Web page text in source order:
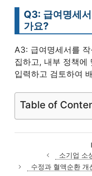
Q3: 급여명세
가요?
A3: 급여명세서를
집하고, 내부 정책에
입력하고 검토하여
Table of
소기업 소
수정과 혈액순환 개